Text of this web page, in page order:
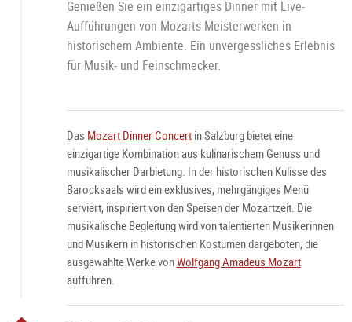
Genießen Sie ein einzigartiges Dinner mit Live-
Aufführungen von Mozarts Meisterwerken in
historischem Ambiente. Ein unvergessliches Erlebnis
für Musik- und Feinschmecker.
Das Mozart Dinner Concertin Salzburg bietet eine
einzigartige Kombination aus kulinarischem Genuss und
musikalischer Darbietung. In der historischen Kulisse des
Barocksaals wird ein exklusives, mehrgängiges Menü
serviert, inspiriert von den Speisen der Mozartzeit. Die
musikalische Begleitung wird von talentierten Musikerinnen
und Musikern in historischen Kostümen dargeboten, die
ausgewählte Werke vonWolfgang Amadeus Mozart
aufführen.